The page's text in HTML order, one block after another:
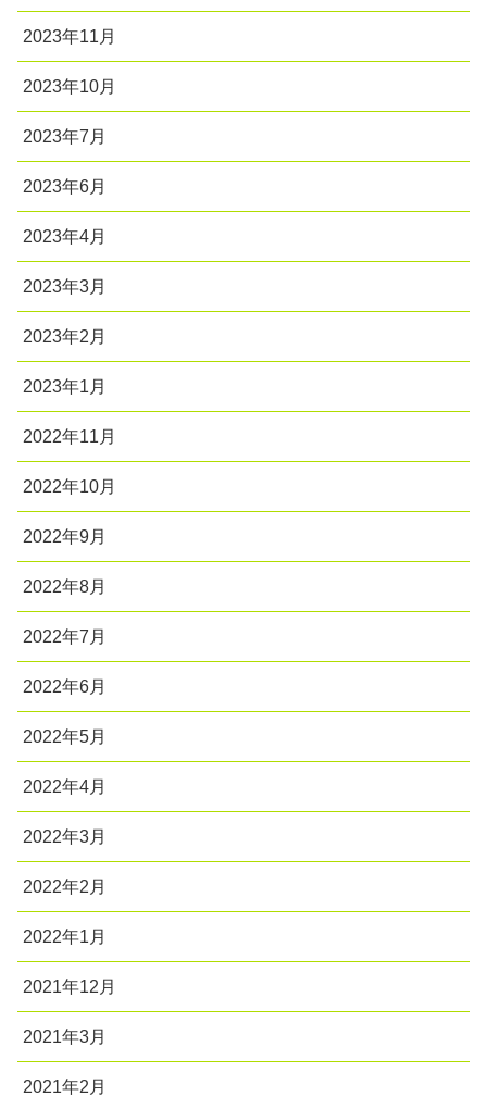
2023年11月
2023年10月
2023年7月
2023年6月
2023年4月
2023年3月
2023年2月
2023年1月
2022年11月
2022年10月
2022年9月
2022年8月
2022年7月
2022年6月
2022年5月
2022年4月
2022年3月
2022年2月
2022年1月
2021年12月
2021年3月
2021年2月